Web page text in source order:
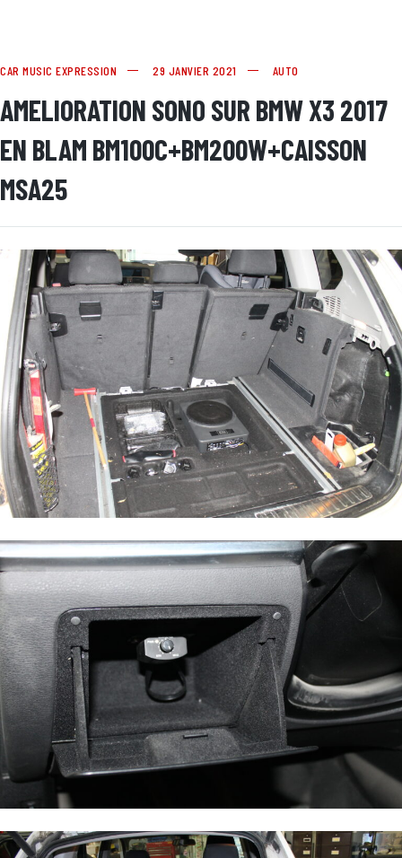
CAR MUSIC EXPRESSION 29 JANVIER 2021 AUTO
AMELIORATION SONO SUR BMW X3 2017
EN BLAM BM100C+BM200W+CAISSON
MSA25